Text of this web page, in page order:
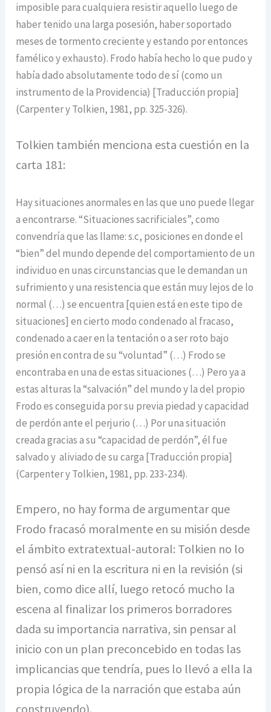
imposible para cualquiera resistir aquello luego de
haber tenido una larga posesión, haber soportado
meses de tormento creciente y estando por entonces
famélico y exhausto). Frodo había hecho lo que pudo y
había dado absolutamente todo de sí (como un
instrumento de la Providencia) [Traducción propia]
(Carpenter y Tolkien, 1981, pp. 325-326).
Tolkien también menciona esta cuestión en la
carta 181:
Hay situaciones anormales en las que uno puede llegar
a encontrarse. “Situaciones sacrificiales”, como
convendría que las llame: s.c, posiciones en donde el
“bien” del mundo depende del comportamiento de un
individuo en unas circunstancias que le demandan un
sufrimiento y una resistencia que están muy lejos de lo
normal (…) se encuentra [quien está en este tipo de
situaciones] en cierto modo condenado al fracaso,
condenado a caer en la tentación o a ser roto bajo
presión en contra de su “voluntad” (…) Frodo se
encontraba en una de estas situaciones (…) Pero ya a
estas alturas la “salvación” del mundo y la del propio
Frodo es conseguida por su previa piedad y capacidad
de perdón ante el perjurio (…) Por una situación
creada gracias a su “capacidad de perdón”, él fue
salvado y aliviado de su carga [Traducción propia]
(Carpenter y Tolkien, 1981, pp. 233-234).
Empero, no hay forma de argumentar que
Frodo fracasó moralmente en su misión desde
el ámbito extratextual-autoral: Tolkien no lo
pensó así ni en la escritura ni en la revisión (si
bien, como dice allí, luego retocó mucho la
escena al finalizar los primeros borradores
dada su importancia narrativa, sin pensar al
inicio con un plan preconcebido en todas las
implicancias que tendría, pues lo llevó a ella la
propia lógica de la narración que estaba aún
construyendo).